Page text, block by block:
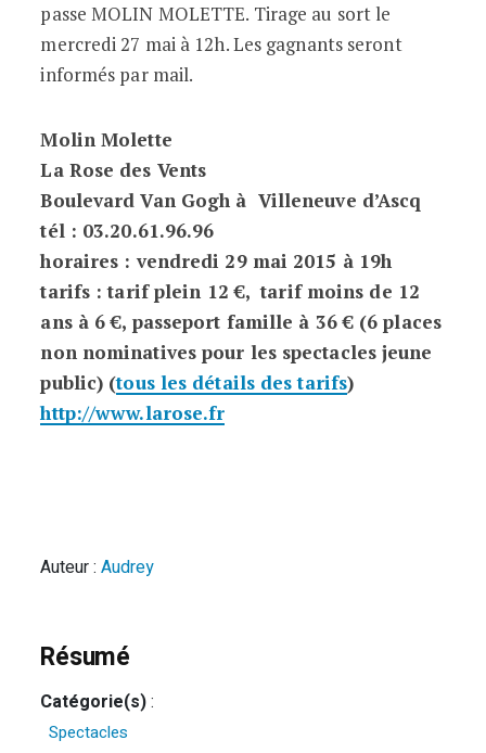
passe MOLIN MOLETTE. Tirage au sort le
mercredi 27 mai à 12h. Les gagnants seront
informés par mail.
Molin Molette
La Rose des Vents
Boulevard Van Gogh à Villeneuve d’Ascq
tél : 03.20.61.96.96
horaires : vendredi 29 mai 2015 à 19h
tarifs : tarif plein 12 €, tarif moins de 12
ans à 6 €, passeport famille à 36 € (6 places
non nominatives pour les spectacles jeune
public) (tous les détails des tarifs)
http://www.larose.fr
Auteur :Audrey
Résumé
Catégorie(s):
Spectacles